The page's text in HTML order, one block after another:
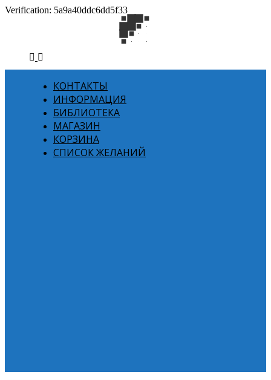
Verification: 5a9a40ddc6dd5f33
КОНТАКТЫ
ИНФОРМАЦИЯ
БИБЛИОТЕКА
МАГАЗИН
КОРЗИНА
СПИСОК ЖЕЛАНИЙ